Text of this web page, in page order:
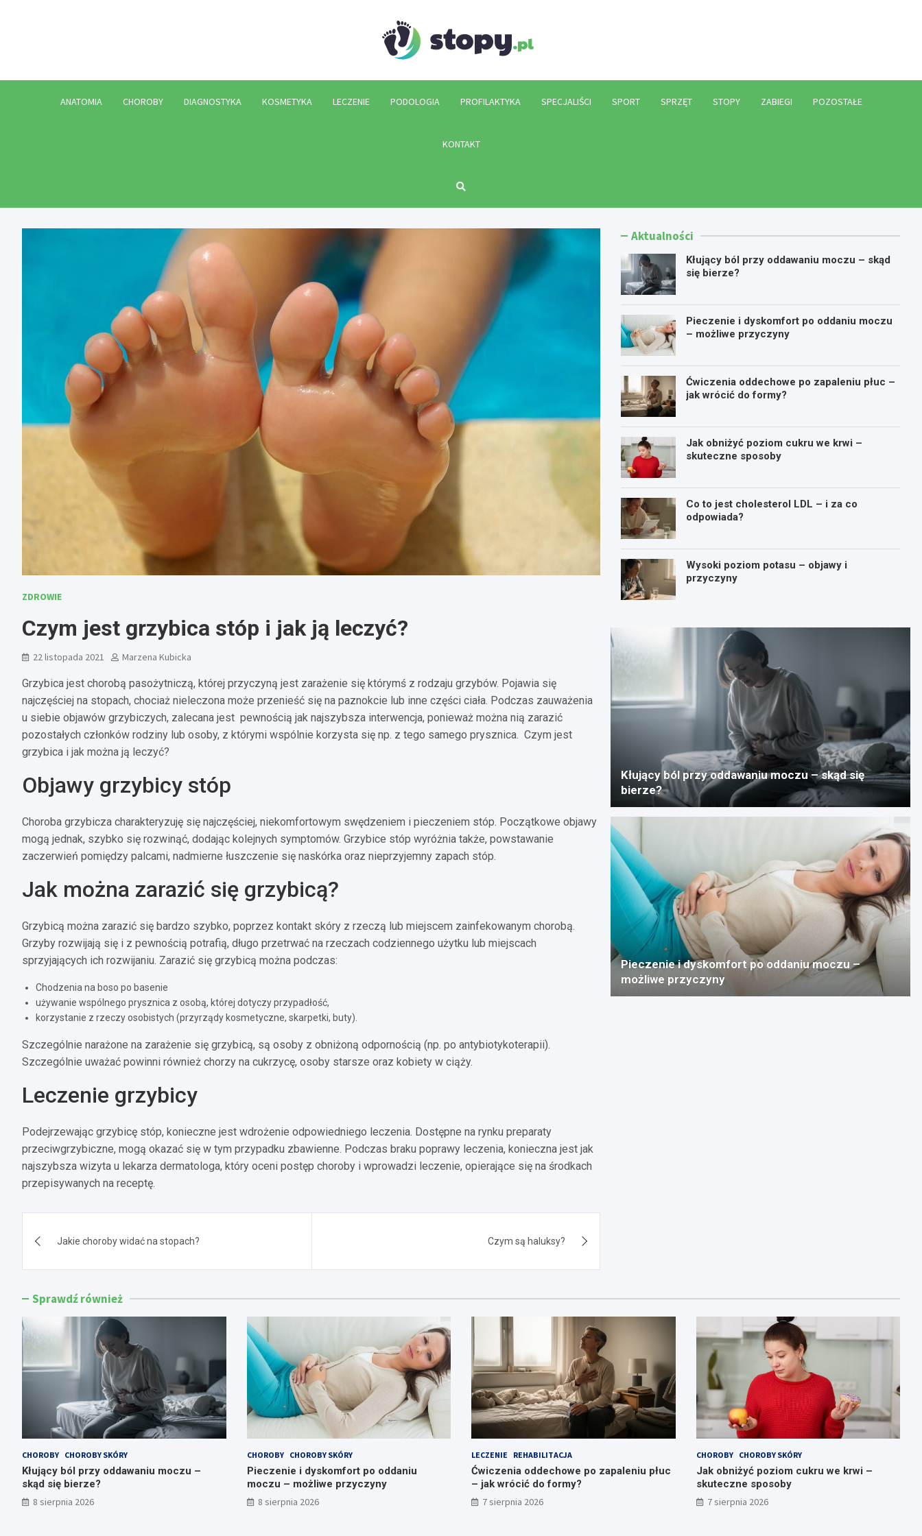
ANATOMIA CHOROBY DIAGNOSTYKA KOSMETYKA LECZENIE PODOLOGIA PROFILAKTYKA SPECJALIŚCI SPORT SPRZĘT STOPY ZABIEGI POZOSTAŁE
KONTAKT
ZDROWIE
Czym jest grzybica stóp i jak ją leczyć?
22 listopada 2021 Marzena Kubicka
Grzybica jest chorobą pasożytniczą, której przyczyną jest zarażenie się którymś z rodzaju grzybów. Pojawia się
najczęściej na stopach, chociaż nieleczona może przenieść się na paznokcie lub inne części ciała. Podczas zauważenia
u siebie objawów grzybiczych, zalecana jest pewnością jak najszybsza interwencja, ponieważ można nią zarazić
pozostałych członków rodziny lub osoby, z którymi wspólnie korzysta się np. z tego samego prysznica. Czym jest
grzybica i jak można ją leczyć?
Objawy grzybicy stóp
Choroba grzybicza charakteryzuję się najczęściej, niekomfortowym swędzeniem i pieczeniem stóp. Początkowe objawy
mogą jednak, szybko się rozwinąć, dodając kolejnych symptomów. Grzybice stóp wyróżnia także, powstawanie
zaczerwień pomiędzy palcami, nadmierne łuszczenie się naskórka oraz nieprzyjemny zapach stóp.
Jak można zarazić się grzybicą?
Grzybicą można zarazić się bardzo szybko, poprzez kontakt skóry z rzeczą lub miejscem zainfekowanym chorobą.
Grzyby rozwijają się i z pewnością potrafią, długo przetrwać na rzeczach codziennego użytku lub miejscach
sprzyjających ich rozwijaniu. Zarazić się grzybicą można podczas:
Chodzenia na boso po basenie
używanie wspólnego prysznica z osobą, której dotyczy przypadłość,
korzystanie z rzeczy osobistych (przyrządy kosmetyczne, skarpetki, buty).
Szczególnie narażone na zarażenie się grzybicą, są osoby z obniżoną odpornością (np. po antybiotykoterapii).
Szczególnie uważać powinni również chorzy na cukrzycę, osoby starsze oraz kobiety w ciąży.
Leczenie grzybicy
Podejrzewając grzybicę stóp, konieczne jest wdrożenie odpowiedniego leczenia. Dostępne na rynku preparaty
przeciwgrzybiczne, mogą okazać się w tym przypadku zbawienne. Podczas braku poprawy leczenia, konieczna jest jak
najszybsza wizyta u lekarza dermatologa, który oceni postęp choroby i wprowadzi leczenie, opierające się na środkach
przepisywanych na receptę.
wpisuJakie choroby widać na stopach? Czym są haluksy?
Aktualności
Kłujący ból przy oddawaniu moczu – skąd
się bierze?
Pieczenie i dyskomfort po oddaniu moczu
– możliwe przyczyny
Ćwiczenia oddechowe po zapaleniu płuc –
jak wrócić do formy?
Jak obniżyć poziom cukru we krwi –
skuteczne sposoby
Co to jest cholesterol LDL – i za co
odpowiada?
Wysoki poziom potasu – objawy i
przyczyny
Kłujący ból przy oddawaniu moczu – skąd się
bierze?
Pieczenie i dyskomfort po oddaniu moczu –
możliwe przyczyny
Sprawdź również
CHOROBY CHOROBY SKÓRY
Kłujący ból przy oddawaniu moczu –
skąd się bierze?
8 sierpnia 2026
CHOROBY CHOROBY SKÓRY
Pieczenie i dyskomfort po oddaniu
moczu – możliwe przyczyny
8 sierpnia 2026
LECZENIE REHABILITACJA
Ćwiczenia oddechowe po zapaleniu płuc
– jak wrócić do formy?
7 sierpnia 2026
CHOROBY CHOROBY SKÓRY
Jak obniżyć poziom cukru we krwi –
skuteczne sposoby
7 sierpnia 2026